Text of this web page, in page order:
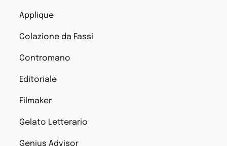
Applique
Colazione da Fassi
Contromano
Editoriale
Filmaker
Gelato Letterario
Genius Advisor